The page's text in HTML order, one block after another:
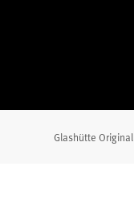
Glashütte Original